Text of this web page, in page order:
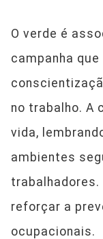
O verde é
campanha
no trabalho. A
vida,
ambientes
trabalhadores.
reforçar a
ocupacionais.